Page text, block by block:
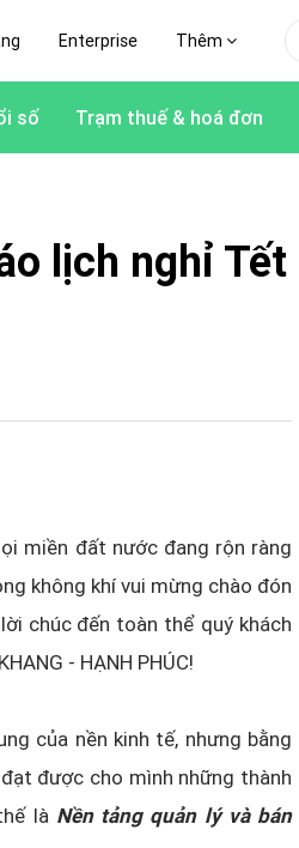
Enterprise Thêm
số Trạm thuế & hoá đơn
lịch nghỉ Tết
miền đất nước đang rộn ràng
không khí vui mừng chào đón
chúc đến toàn thể quý khách
- HẠNH PHÚC!
của nền kinh tế, nhưng bằng
được cho mình những thành
là Nền tảng quản lý và bán